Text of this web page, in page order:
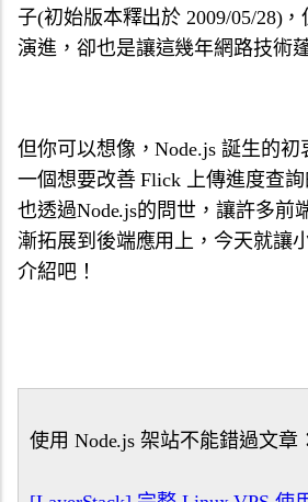
子(初始版本釋出於 2009/05/28)，
演進， 卻也是讓這幾年網路技術
但你可以想像，Node.js 誕生的初
一個想要改善 Flick 上傳進度查
也透過Node.js的問世，讓許多前
漸拓展到後端應用上，今天就讓
介紹吧！
使用 Node.js 架站不能錯過文章